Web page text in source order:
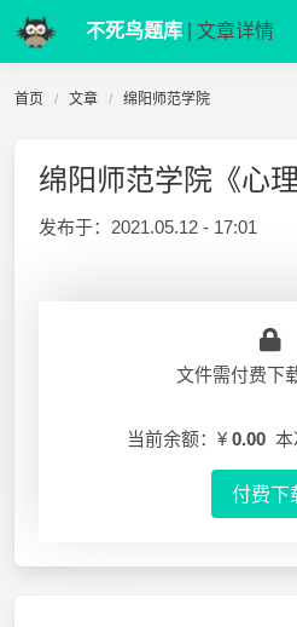
不死鸟题库 | 文章详情
首页 文章 绵阳师范学院
绵阳师范学院《心
发布于： 2021.05.12 - 17:01
文件需付费下
当前余额：¥ 0.00 本
付费下